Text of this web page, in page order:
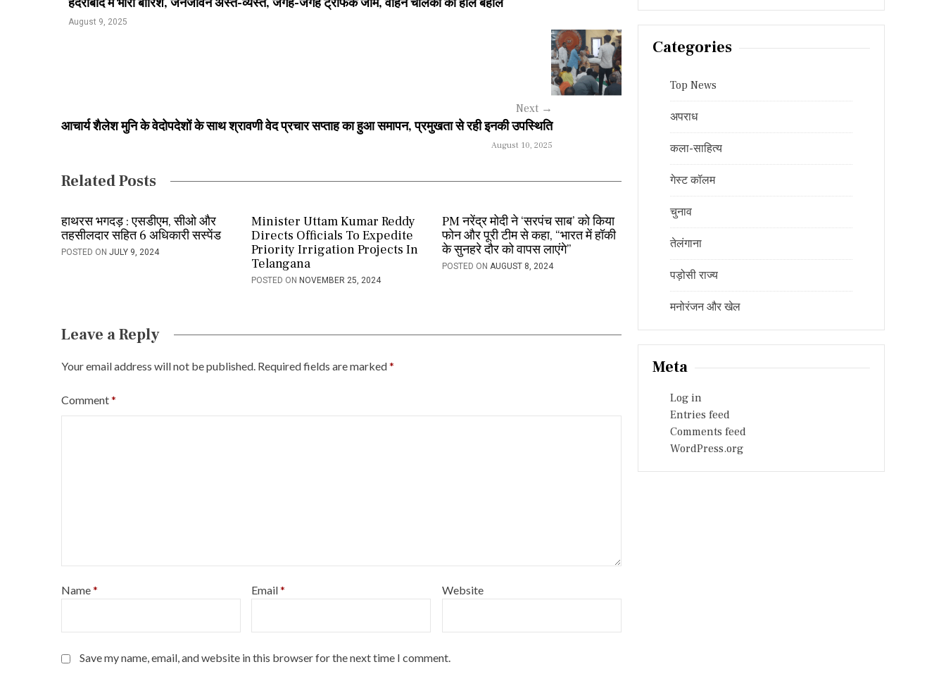
o
g
a
t
August 9, 2025
Next →
आचार्य शैलेश मुनि के वेदोपदेशों के साथ श्रावणी वेद प्रचार सप्ताह का हुआ समापन, प्रमुखता से रही इनकी उपस्थिति
August 10, 2025
Related Posts
हाथरस भगदड़ : एसडीएम, सीओ और
तहसीलदार सहित 6 अधिकारी सस्पेंड
POSTED ON JULY 9, 2024
Minister Uttam Kumar Reddy
Directs Officials To Expedite
Priority Irrigation Projects In
Telangana
POSTED ONNOVEMBER 25, 2024
PM नरेंद्र मोदी ने ‘सरपंच साब’ को किया
फोन और पूरी टीम से कहा, “भारत में हॉकी
के सुनहरे दौर को वापस लाएंगे”
POSTED ON AUGUST 8, 2024
Leave a Reply
Your email address will not be published. Required fields are marked*
Comment*
Name* Email* Website
Save my name, email, and website in this browser for the next time I comment.
Categories
Top News
अपराध
कला-साहित्य
गेस्ट कॉलम
चुनाव
तेलंगाना
पड़ोसी राज्य
मनोरंजन और खेल
Meta
Log in
Entries feed
Comments feed
WordPress.org